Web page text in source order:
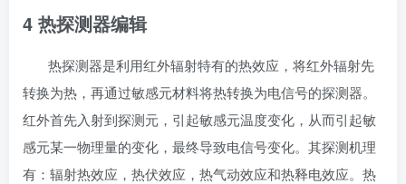
4 热探测器编辑
热探测器是利用红外辐射特有的热效应，将红外辐射先
转换为热，再通过敏感元材料将热转换为电信号的探测器。
红外首先入射到探测元，引起敏感元温度变化，从而引起敏
感元某一物理量的变化，最终导致电信号变化。其探测机理
有：辐射热效应，热伏效应，热气动效应和热释电效应。热